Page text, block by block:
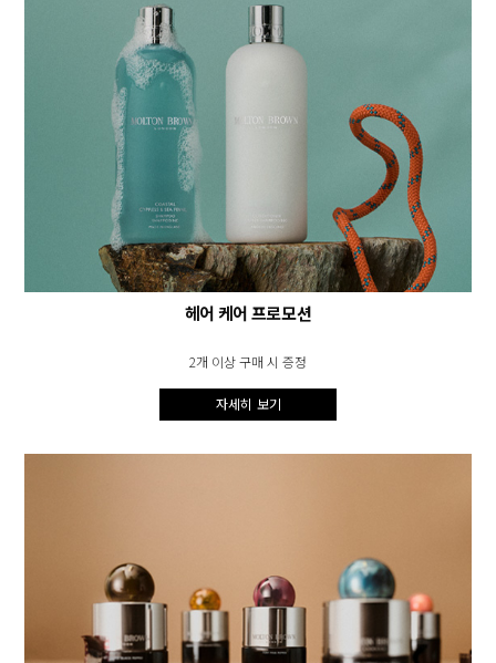
헤어 케어 프로모션
2개 이상 구매 시 증정
자세히 보기